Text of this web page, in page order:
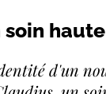
soin
d'un